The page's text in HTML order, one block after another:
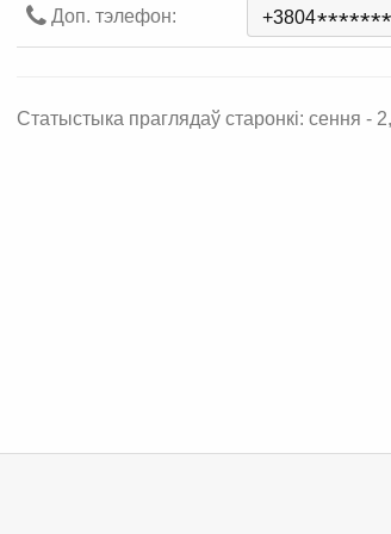
Доп. тэлефон: +3804*******
Статыстыка праглядаў старонкі: сення -